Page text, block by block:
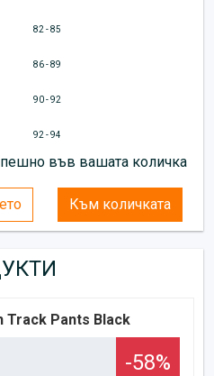
82 - 85
86 - 89
90 - 92
92 - 94
във вашата количка
Към количката
Track Pants Black
-58%